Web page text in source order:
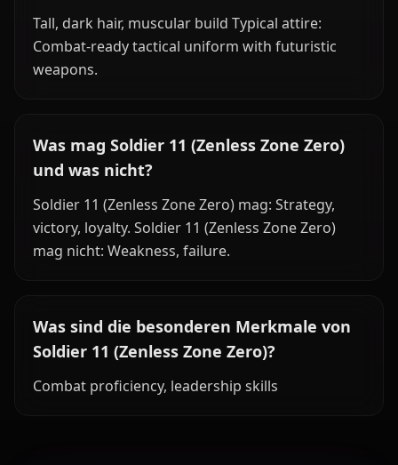
Tall, dark hair, muscular build Typical attire:
Combat-ready tactical uniform with futuristic
weapons.
Was mag Soldier 11 (Zenless Zone Zero)
und was nicht?
Soldier 11 (Zenless Zone Zero) mag: Strategy,
victory, loyalty. Soldier 11 (Zenless Zone Zero)
mag nicht: Weakness, failure.
Was sind die besonderen Merkmale von
Soldier 11 (Zenless Zone Zero)?
Combat proficiency, leadership skills